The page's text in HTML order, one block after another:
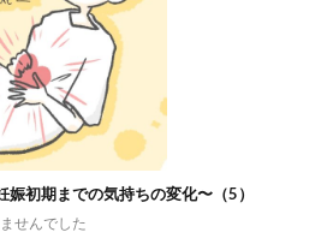
初期までの気持ちの変化〜（5）
せんでした